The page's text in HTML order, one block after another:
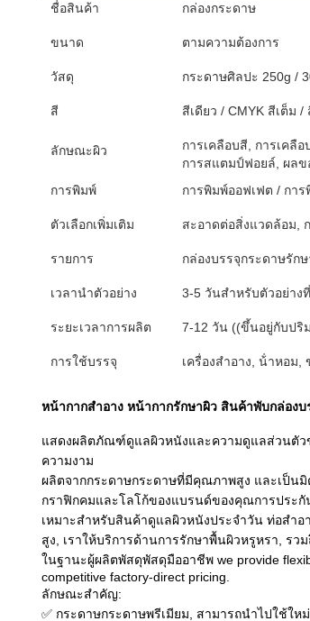
ชื่อสินค้า กล่องกระดาษ
ขนาด ตามความต้องการ
วัสดุ กระดาษศิลปะ 250g /
สี สีเดียว / CMYK สีเต็ม /
ลักษณะผิว
การเคลือบสี, การเคลื
การสแตมป์ฟอยล์, ผลข
การพิมพ์
การพิมพ์ออฟเฟต / กา
ตัวเลือกเพิ่มเติม สะอาดต่อสิ่งแวดล้อม,
รายการ กล่องบรรจุกระดาษรัก
เวลานําตัวอย่าง 3-5 วันสําหรับตัวอย่าง
ระยะเวลาการผลิต 7-12 วัน ((ขึ้นอยู่กับปริ
การใช้บรรจุ เครื่องสําอาง, น้ําหอม
หน้ากากสําอาง หน้ากากรักษาผิว สินค้าพับกล่อง
แสดงผลิตภัณฑ์ดูแลผิวหนังและความดูแลส่วนตัว
ความงาม
ผลิตจากกระดาษกระดาษที่มีคุณภาพสูง และเป็น
กราฟิกคมและโลโก้ของแบรนด์ของคุณการประ
เหมาะสําหรับสินค้าดูแลผิวหนังประจําวัน ท่อสําอ
สูง, เราให้บริการด้านการรักษาพื้นผิวหรูหรา, ร
ในฐานะผู้ผลิตพัสดุพัสดุมืออาชีพ we provide
competitive factory-direct pricing.
ลักษณะสําคัญ:
✅ กระดาษกระดาษพรีเมียม, สามารถนําไปใช้ใ